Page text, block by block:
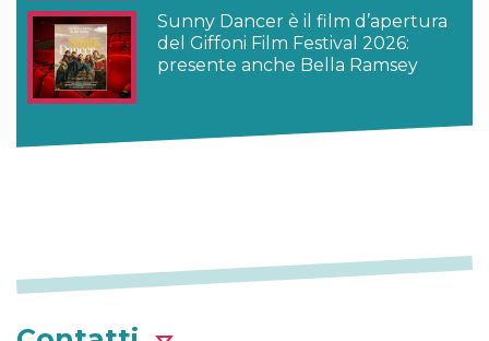
Sunny Dancer è il film d’apertura
del Giffoni Film Festival 2026:
presente anche Bella Ramsey